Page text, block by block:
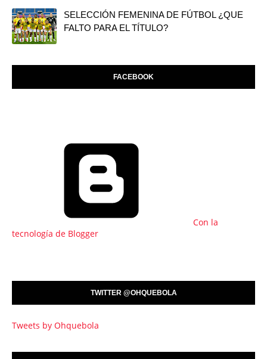
SELECCIÓN FEMENINA DE FÚTBOL ¿QUE
FALTO PARA EL TÍTULO?
FACEBOOK
Con la
tecnología de Blogger
TWITTER @OHQUEBOLA
Tweets by Ohquebola